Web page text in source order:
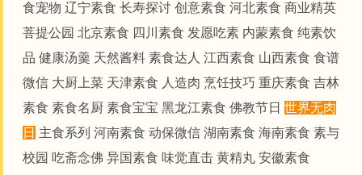
食宠物 辽宁素食 长寿探讨 创意素食 河北素食 商业精英
菩提公园 北京素食 四川素食 发愿吃素 内蒙素食 纯素饮
品 健康汤羹 天然酱料 素食达人 江西素食 山西素食 食谱
微信 大厨上菜 天津素食 人造肉 烹饪技巧 重庆素食 吉林
素食 素食名厨 素食宝宝 黑龙江素食 佛教节日 世界无肉
日 主食系列 河南素食 动保微信 湖南素食 海南素食 素与
校园 吃斋念佛 异国素食 味觉直击 黄精丸 安徽素食